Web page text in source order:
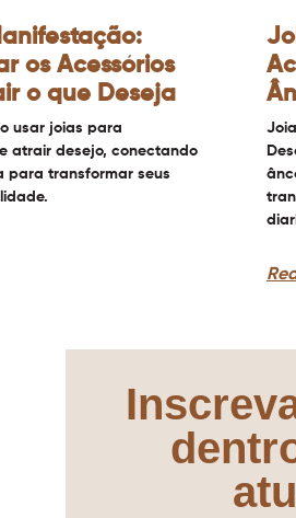
os Acessórios
o que Deseja
usar joias para
atrair desejo, conectando
para transformar seus